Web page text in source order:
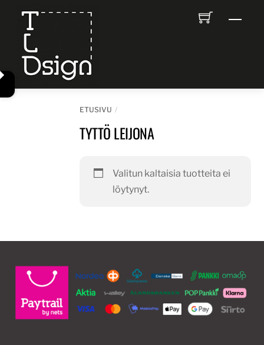
content
ETUSIVU
TYTTÖ LEIJONA
Valitun kaltaisia tuotteita ei
löytynyt.